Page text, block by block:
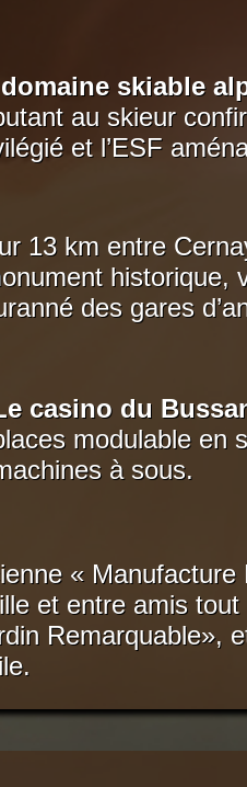
skiable
au skieur
et l’ESF
13 km entre
historique,
des gares
casino du
modulable en
à sous.
« Manufacture
et entre amis
Remarquable»,